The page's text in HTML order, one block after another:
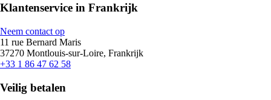
Klantenservice in Frankrijk
Neem contact op
11 rue Bernard Maris
37270 Montlouis-sur-Loire, Frankrijk
+33 1 86 47 62 58
Veilig betalen